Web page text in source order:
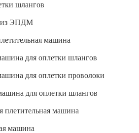
шлангов
из ЭПДМ
машина
для оплетки шлангов
для оплетки проволоки
для оплетки шлангов
плетительная машина
машина